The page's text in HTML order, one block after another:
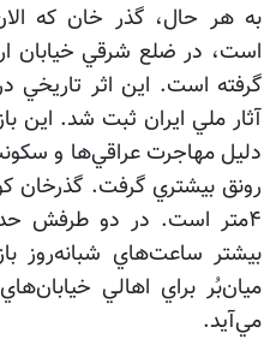
به هر حال، گذر خان که
است، در ضلع شرقي خيابان
دليل مهاجرت عراقي‌ها و
رونق بيشتري گرفت. گذرخان
بيشتر ساعت‌هاي شبانه‌روز
ميان‌بُر براي اهالي
مي‌آيد.